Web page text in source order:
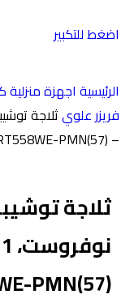
اضغط للتكبير
الرئيسية اجهزة منزلية
فريزر علوي
– GR-RT558WE-PMN(57)
ثلاجة
PMN(57)